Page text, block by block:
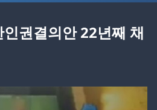
권결의안 22년째 채